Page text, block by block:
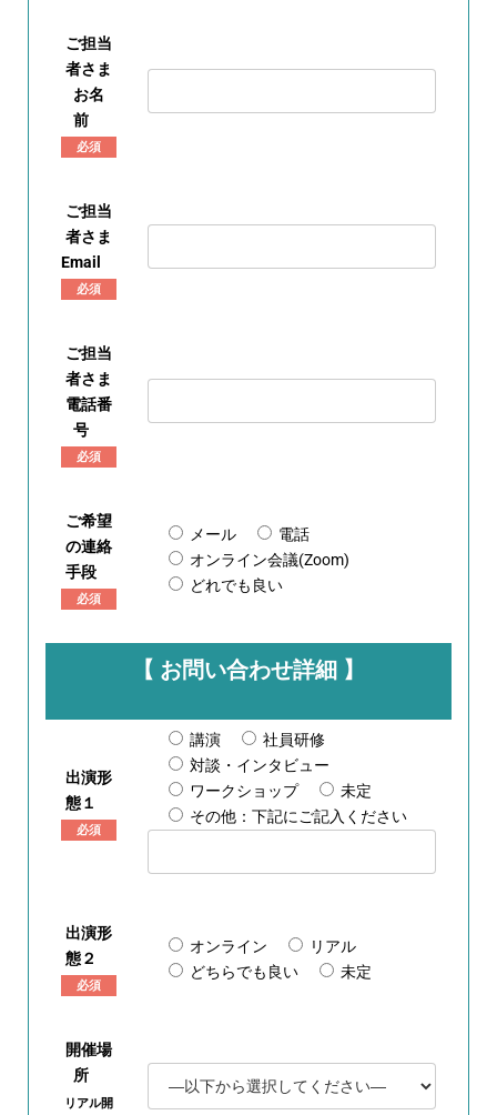
ご担当
者さま
お名
前
必須
ご担当
者さま
Email
必須
ご担当
者さま
電話番
号
必須
ご希望
の連絡
手段
必須
メール
電話
オンライン会議(Zoom)
どれでも良い
【 お問い合わせ詳細 】
出演形
態１
必須
講演
社員研修
対談・インタビュー
ワークショップ
未定
その他：下記にご記入ください
出演形
態２
必須
オンライン
リアル
どちらでも良い
未定
開催場
所
リアル開